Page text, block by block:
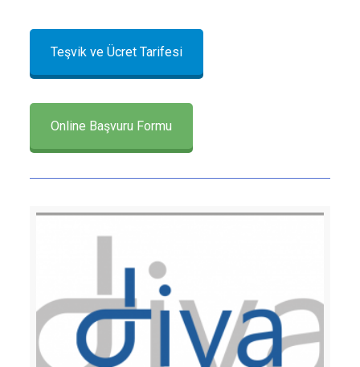
Teşvik ve Ücret Tarifesi
Online Başvuru Formu